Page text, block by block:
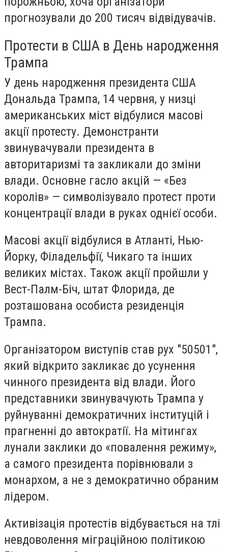
прогнозували до 200 тисяч відвідувачів.
Протести в США в День народження
Трампа
У день народження президента США
Дональда Трампа, 14 червня, у низці
американських міст відбулися масові
акції протесту. Демонстранти
звинувачували президента в
авторитаризмі та закликали до зміни
влади. Основне гасло акцій — «Без
королів» — символізувало протест проти
концентрації влади в руках однієї особи.
Масові акції відбулися в Атланті, Нью-
Йорку, Філадельфії, Чикаго та інших
великих містах. Також акції пройшли у
Вест-Палм-Біч, штат Флорида, де
розташована особиста резиденція
Трампа.
Організатором виступів став рух "50501",
який відкрито закликає до усунення
чинного президента від влади. Його
представники звинувачують Трампа у
руйнуванні демократичних інституцій і
прагненні до автократії. На мітингах
лунали заклики до «повалення режиму»,
а самого президента порівнювали з
монархом, а не з демократично обраним
лідером.
Активізація протестів відбувається на тлі
невдоволення міграційною політикою